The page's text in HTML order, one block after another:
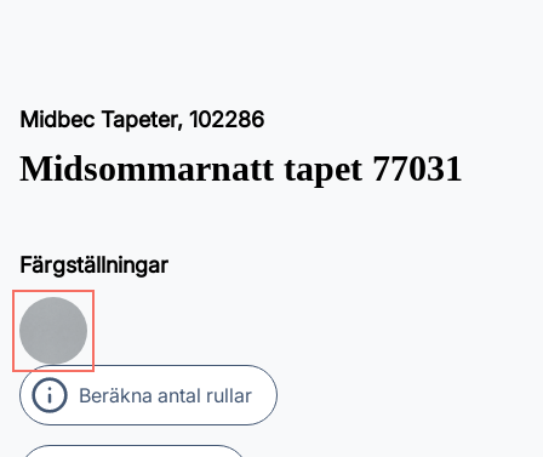
Midbec Tapeter, 102286
Midsommarnatt tapet 77031
Färgställningar
Beräkna antal rullar